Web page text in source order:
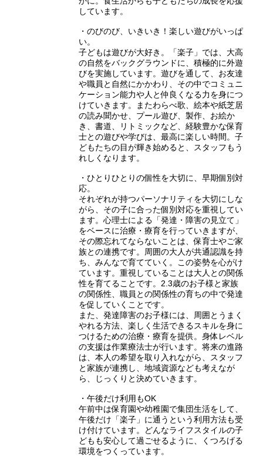
しています。
・のびのび、いきいき！楽しい遊びがいっぱ
い。
子どもは遊びが大好き。「楽子」では、大高
の自然をバックグラウンドに、積極的に外遊
びを実施しています。遊びを通して、お友達
や職員と自然にかかわり、その中でコミュニ
ケーション能力や人と仲良くなる力を身につ
けていきます。またわらべ歌、絵本や紙芝居
の読み聞かせ、プール遊び、製作、お絵か
き、書道、リトミックなど、経験豊かな保育
士との遊びや学びは、最高に楽しい時間。子
どもたちの目が輝き始めると、スタッフもう
れしくなります。
・ひとりひとりの個性を大切に、早期個別対
応。
それぞれが持つパーソナリティを大切にしな
がら、その子に合った個別対応を重視してい
ます。心理士による「発達・障害の見立て」
をベースに治療・療育を行っていきますが、
その際忘れてならないことは、保育士やご家
族との連携です。周囲の大人が共通認識を持
ち、みんなで育てていく。この姿勢を心がけ
ています。重視していることは大人との関係
性を育てることです。2.3歳のお子様と家族
の関係性、職員との関係性の育ちの中で発達
を促していくことです。
また、発達障害のお子様には、周囲とうまく
やれる方法、楽しく生活できるスキルを身に
つけるための治療・療育を提供。身体レベル
の支援は作業療法士が行います。将来の進路
は、本人の希望を取り入れながら、スタッフ
と家族が連携し、地域資源なども考えなが
ら、じっくりと決めていきます。
・午後だけ利用もOK
午前中は保育園や幼稚園で集団生活をして、
午後だけ「楽子」に通うという利用方法も受
け付けています。どんなライフスタイルの子
どもも安心して過ごせるように、くつろげる
環境をつくっています。